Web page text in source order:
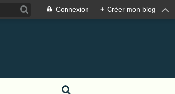
Connexion + Créer mon blog